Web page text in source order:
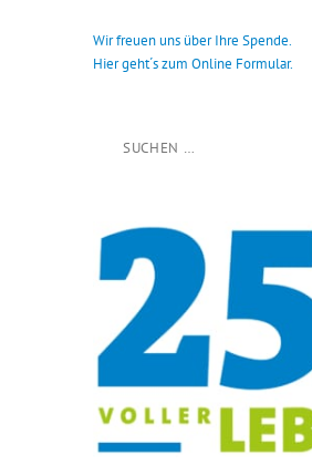
Wir freuen uns über Ihre Spende.
Hier geht´s zum Online Formular.